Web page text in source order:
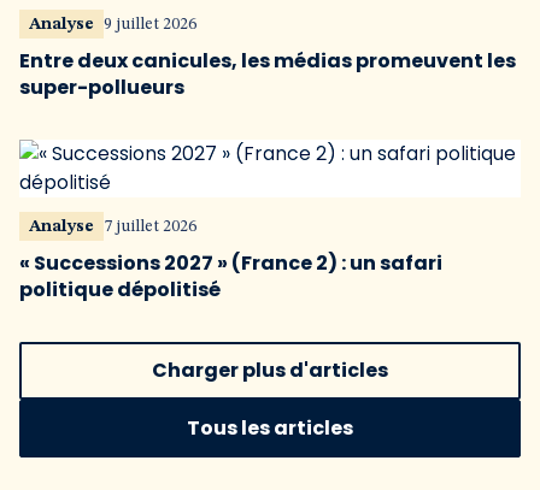
Analyse 9 juillet 2026
Entre deux canicules, les médias promeuvent les
super-pollueurs
Analyse 7 juillet 2026
« Successions 2027 » (France 2) : un safari
politique dépolitisé
Charger plus d'articles
Tous les articles